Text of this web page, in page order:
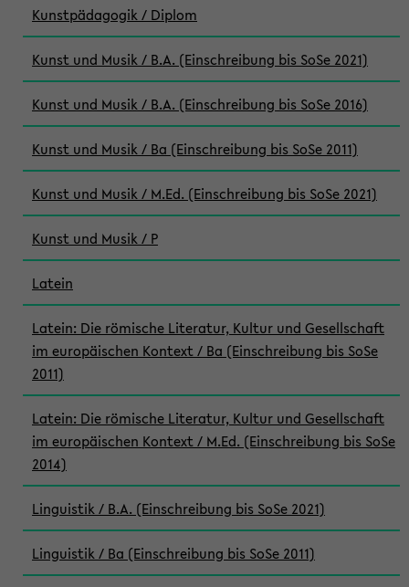
Kunstpädagogik / Diplom
Kunst und Musik / B.A. (Einschreibung bis SoSe 2021)
Kunst und Musik / B.A. (Einschreibung bis SoSe 2016)
Kunst und Musik / Ba (Einschreibung bis SoSe 2011)
Kunst und Musik / M.Ed. (Einschreibung bis SoSe 2021)
Kunst und Musik / P
Latein
Latein: Die römische Literatur, Kultur und Gesellschaft
im europäischen Kontext / Ba (Einschreibung bis SoSe
2011)
Latein: Die römische Literatur, Kultur und Gesellschaft
im europäischen Kontext / M.Ed. (Einschreibung bis SoSe
2014)
Linguistik / B.A. (Einschreibung bis SoSe 2021)
Linguistik / Ba (Einschreibung bis SoSe 2011)